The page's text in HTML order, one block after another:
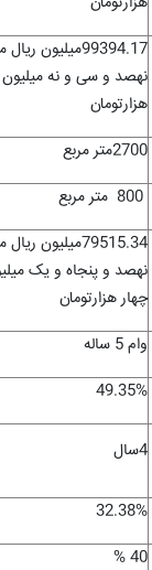
99394.17میلیون
نهصد و سی و نه
هزارتومان
2700متر مربع
800 متر مربع
نهصد و پنجاه و یک
چهار هزارتومان
وام 5 ساله
49.35%
4سال
32.38%
40 %